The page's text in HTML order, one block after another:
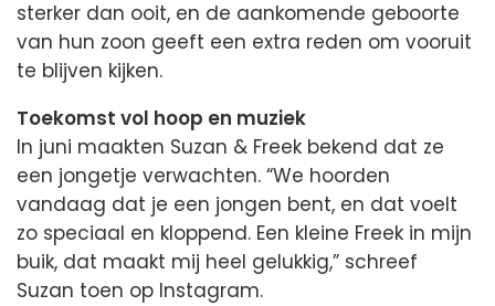
sterker dan ooit, en de aankomende geboorte
van hun zoon geeft een extra reden om vooruit
te blijven kijken.
Toekomst vol hoop en muziek
In juni maakten Suzan & Freek bekend dat ze
een jongetje verwachten. “We hoorden
vandaag dat je een jongen bent, en dat voelt
zo speciaal en kloppend. Een kleine Freek in mijn
buik, dat maakt mij heel gelukkig,” schreef
Suzan toen op Instagram.